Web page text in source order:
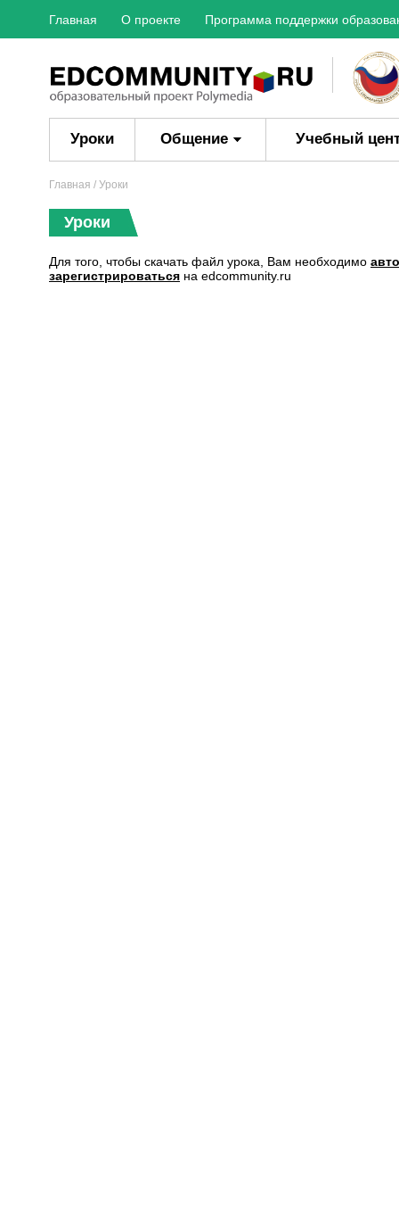
Главная О проекте Программа поддержки
Уроки Общение Учебный
Главная / Уроки
Уроки
Для того, чтобы скачать файл урока, Вам необходимо
зарегистрироваться на edcommunity.ru